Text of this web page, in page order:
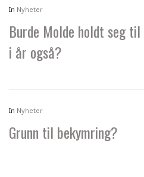
In Nyheter
Burde Molde holdt seg
i år også?
In Nyheter
Grunn til bekymring?